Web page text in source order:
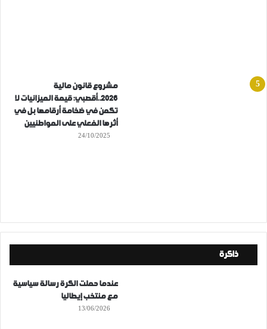
مشروع قانون مالية
2026..أقصبي: قيمة الميزانيات لا
تكمن في ضخامة أرقامها بل في
أثرها الفعلي على المواطنيين
24/10/2025
ذاكرة
عندما حملت الكرة رسالة سياسية
مع منتخب إيطاليا
13/06/2026